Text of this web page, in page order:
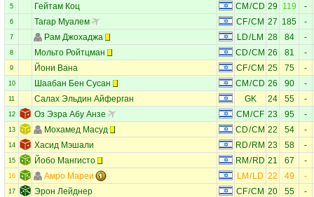
5 Гейтам Коц CM /CD 29 119 -
6 Тагар Муалем CF/CM 27 185 -
7 Рам Джохаджа LD/ LM 28 84 -
8 Мольто Ройтцман CD/CM 26 81 -
9 Йони Вана CF/CM 25 75 -
10 Шаабан Бен Сусан CM /CD 26 90 -
11 Салах Эльдин Айферган GK 24 55 -
12 Оз Эзра Абу Анзе CM /CF 23 95 -
13 Мохамед Масуд CD/CM 22 54 -
14 Хасид Мэшали RD/ RM 23 58 -
15 Йобо Мангисто RM / RD 21 67 -
16 Амро Мареи LM / LD 22 49 -
17 Эрон Лейднер CF/CM 20 55 -